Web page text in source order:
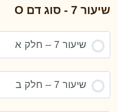
שיעור 7 - סוג דם O
שיעור 7 – חלק א
שיעור 7 – חלק ב